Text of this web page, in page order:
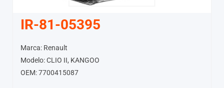
IR-81-05395
Marca: Renault
Modelo: CLIO II, KANGOO
OEM: 7700415087